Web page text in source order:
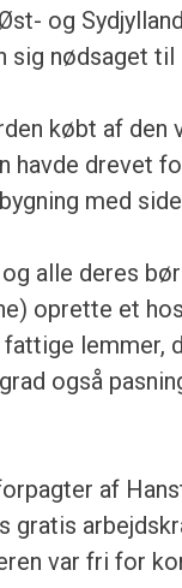
og
sig nødsaget
købt af den
havde drevet
med
alle deres
oprette et
lemmer,
også
af
var fri for